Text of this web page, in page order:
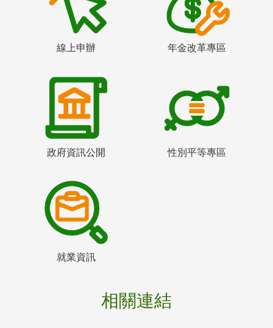
線上申辦 年金改革專區
政府資訊公開 性別平等專區
就業資訊
相關連結